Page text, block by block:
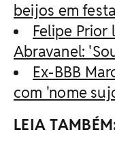
beijos em
Felipe Prior
Abravanel:
Ex-BBB
com 'nome
LEIA